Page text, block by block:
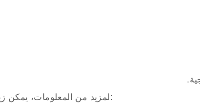
🔗 لمزيد من المعلومات، يمكن زيارة الموقع الرسمي للعيادة: